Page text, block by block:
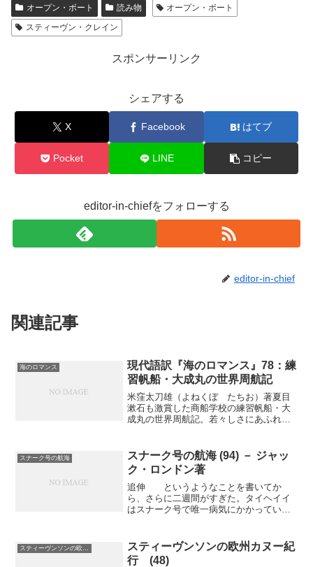
e
b
k
er
オープン・ボート 読み物
オープン・ボート
スティーヴン・クレイン
スポンサーリンク
シェアする
X Facebook はてブ
Pocket LINE コピー
editor-in-chiefをフォローする
editor-in-chief
関連記事
海のロマンス
現代語訳『海のロマンス』78：練
習帆船・大成丸の世界周航記
米窪太刀雄（よねくぼ たちお）著夏目
漱石も激賞した商船学校の練習帆船・大
成丸の世界周航記。若々しさにあふれた
ハーシェル翁テーブルクロスと呼ばれる
雲の成因と、その雲自体と...
スナーク号の航海
スナーク号の航海 (94) － ジャッ
ク・ロンドン著
追伸 というようなことを書いてか
ら、さらに二週間がすぎた。タイヘイイ
はスナーク号で唯一病気にかかっていな
華氏百四度（摂氏四十度）を何度も繰り
返し、脈拍は百十五もある。...
スティーヴンソンの欧州カヌー紀
行 (48)